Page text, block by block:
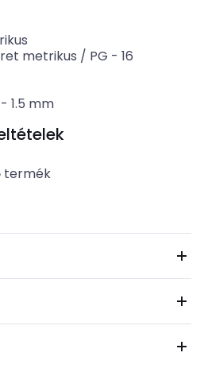
metrikus / PG - 16
- 1.5 mm
termék